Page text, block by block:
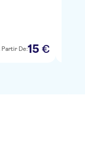
Partir De:15 €